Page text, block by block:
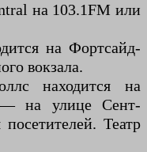
на 103.1FM или
на Фортсайд-
вокзала.
находится на
— на улице Сент-
Театр